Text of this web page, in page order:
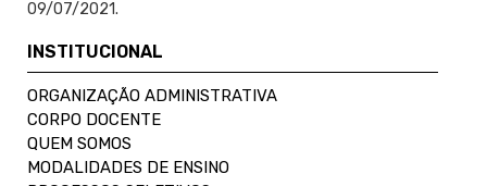
09/07/2021.
INSTITUCIONAL
ORGANIZAÇÃO ADMINISTRATIVA
CORPO DOCENTE
QUEM SOMOS
MODALIDADES DE ENSINO